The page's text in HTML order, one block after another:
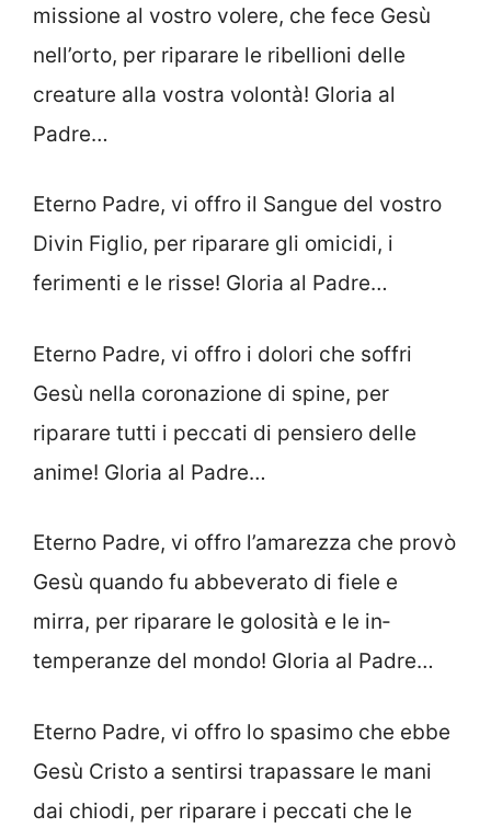
missione al vostro volere, che fece Gesù
nell’orto, per riparare le ribellioni delle
creature alla vostra volontà! Gloria al
Padre…
Eterno Padre, vi offro il Sangue del vostro
Divin Figlio, per riparare gli omi­cidi, i
ferimenti e le risse! Gloria al Padre…
Eterno Padre, vi offro i dolori che soffri
Gesù nella coronazione di spine, per
riparare tutti i peccati di pensiero delle
anime! Gloria al Padre…
Eterno Padre, vi offro l’amarezza che provò
Gesù quando fu abbeverato di fiele e
mirra, per riparare le golosità e le in­
temperanze del mondo! Gloria al Padre…
Eterno Padre, vi offro lo spasimo che ebbe
Gesù Cristo a sentirsi trapassare le mani
dai chiodi, per riparare i peccati che le